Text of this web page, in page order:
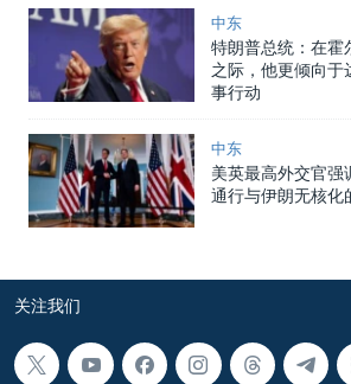
中东
特朗普总统：在霍
之际，他更倾向于
事行动
中东
美英最高外交官强
通行与伊朗无核化
关注我们